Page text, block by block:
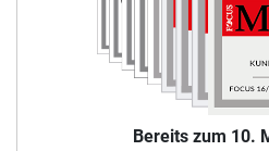
Bereits zum 10.